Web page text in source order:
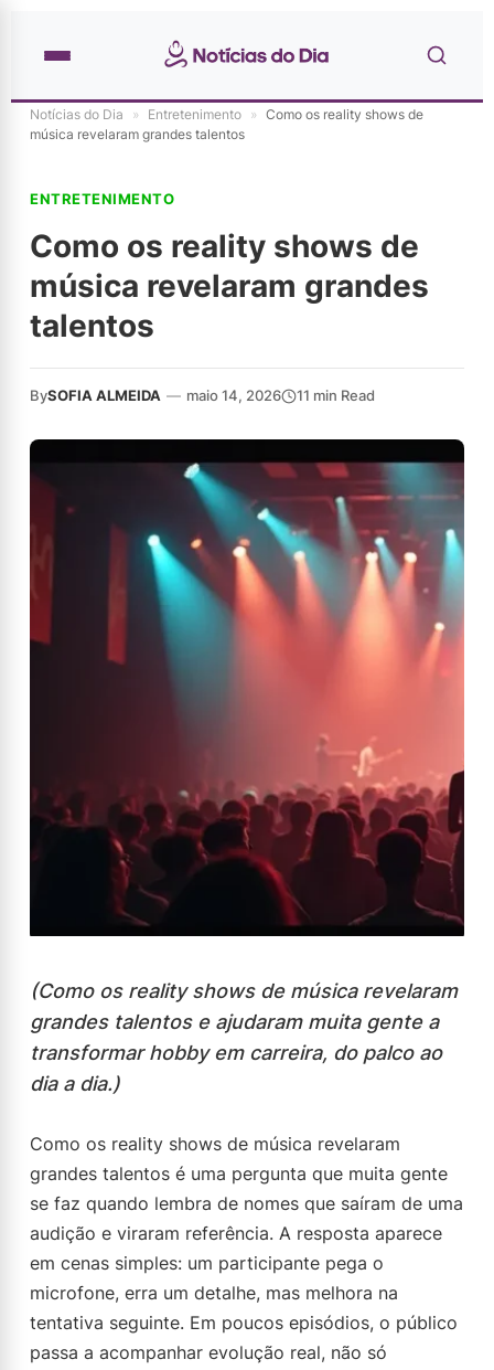
Notícias do Dia » Entretenimento » Como os reality shows de
música revelaram grandes talentos
ENTRETENIMENTO
Como os reality shows de
música revelaram grandes
talentos
BySOFIA ALMEIDA — maio 14, 2026 11 min Read
(Como os reality shows de música revelaram
grandes talentos e ajudaram muita gente a
transformar hobby em carreira, do palco ao
dia a dia.)
Como os reality shows de música revelaram
grandes talentos é uma pergunta que muita gente
se faz quando lembra de nomes que saíram de uma
audição e viraram referência. A resposta aparece
em cenas simples: um participante pega o
microfone, erra um detalhe, mas melhora na
tentativa seguinte. Em poucos episódios, o público
passa a acompanhar evolução real, não só